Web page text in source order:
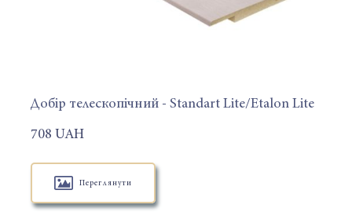
Добір телескопічний - Standart Lite/Etalon Lite
708 UAH
Переглянути